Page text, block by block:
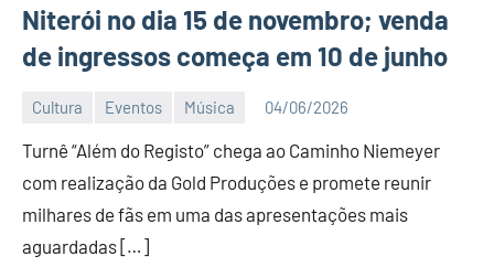
Niterói no dia 15 de novembro; venda
de ingressos começa em 10 de junho
Cultura Eventos Música 04/06/2026
DN
Turnê “Além do Registo” chega ao Caminho Niemeyer
com realização da Gold Produções e promete reunir
milhares de fãs em uma das apresentações mais
aguardadas […]